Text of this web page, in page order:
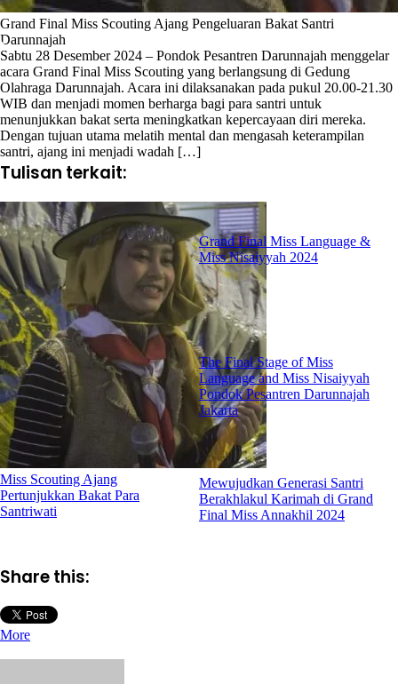
Grand Final Miss Scouting Ajang Pengeluaran Bakat Santri
Darunnajah
Sabtu 28 Desember 2024 – Pondok Pesantren Darunnajah menggelar
acara Grand Final Miss Scouting yang berlangsung di Gedung
Olahraga Darunnajah. Acara ini dilaksanakan pada pukul 20.00-21.30
WIB dan menjadi momen berharga bagi para santri untuk
menunjukkan bakat serta meningkatkan kepercayaan diri mereka.
Dengan tujuan utama melatih mental dan mengasah keterampilan
santri, ajang ini menjadi wadah […]
Tulisan terkait:
Miss Scouting Ajang
Pertunjukkan Bakat Para
Santriwati
Grand Final Miss Language &
Miss Nisaiyyah 2024
The Final Stage of Miss
Language and Miss Nisaiyyah
Pondok Pesantren Darunnajah
Jakarta
Mewujudkan Generasi Santri
Berakhlakul Karimah di Grand
Final Miss Annakhil 2024
Share this:
More